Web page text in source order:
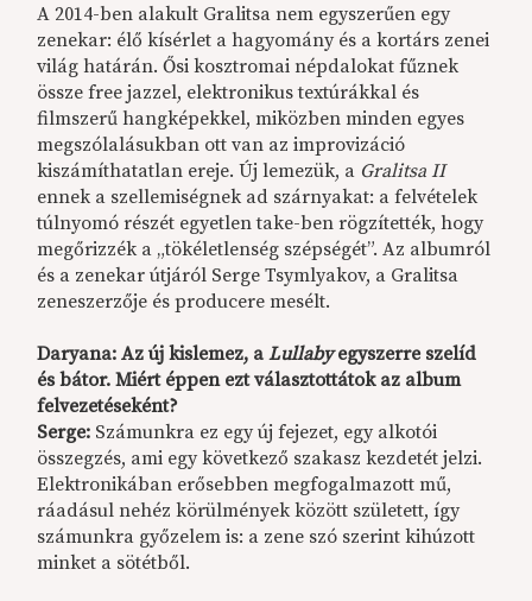
A 2014-ben alakult Gralitsa nem egyszerűen egy
zenekar: élő kísérlet a hagyomány és a kortárs zenei
világ határán. Ősi kosztromai népdalokat fűznek
össze free jazzel, elektronikus textúrákkal és
filmszerű hangképekkel, miközben minden egyes
megszólalásukban ott van az improvizáció
kiszámíthatatlan ereje. Új lemezük, a Gralitsa II
ennek a szellemiségnek ad szárnyakat: a felvételek
túlnyomó részét egyetlen take-ben rögzítették, hogy
megőrizzék a „tökéletlenség szépségét”. Az albumról
és a zenekar útjáról Serge Tsymlyakov, a Gralitsa
zeneszerzője és producere mesélt.
Daryana: Az új kislemez, aLullabyegyszerre szelíd
és bátor. Miért éppen ezt választottátok az album
felvezetéseként?
Serge: Számunkra ez egy új fejezet, egy alkotói
összegzés, ami egy következő szakasz kezdetét jelzi.
Elektronikában erősebben megfogalmazott mű,
ráadásul nehéz körülmények között született, így
számunkra győzelem is: a zene szó szerint kihúzott
minket a sötétből.